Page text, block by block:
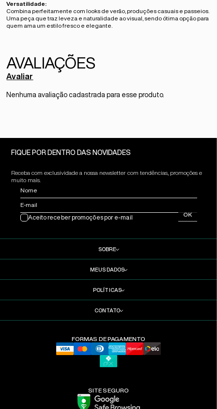
Versatilidade:
Combina perfeitamente com looks de verão, produções casuais e passeios.
Uma peça que traz leveza e naturalidade ao visual, sendo ótima opção para
quem ama um estilo fresco e elegante.
Avaliar
Nenhuma avaliação cadastrada para esse produto.
FIQUE POR DENTRO DAS NOVIDADES
Receba com exclusividade a nossa newsletter com tendências, promoções e
muito mais.
Nome
E-mail
OK
Aceito receber promoções por e-mail
SOBRE
MEUS DADOS
POLÍTICAS
CONTATO
FORMAS DE PAGAMENTO
SITE SEGURO